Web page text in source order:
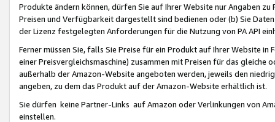
Produkte ändern können, dürfen Sie auf Ihrer Website nur Angaben
Preisen und Verfügbarkeit dargestellt sind bedienen oder (b) Sie
der Lizenz festgelegten Anforderungen für die Nutzung von PA API
Ferner müssen Sie, falls Sie Preise für ein Produkt auf Ihrer Website
einer Preisvergleichsmaschine) zusammen mit Preisen für das
außerhalb der Amazon-Website angeboten werden, jeweils den
angeben, zu dem das Produkt auf der Amazon-Website erhältlich ist.
Sie dürfen keine Partner-Links auf Amazon oder Verlinkungen von
einstellen.